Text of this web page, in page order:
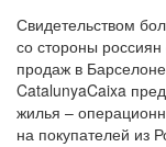
Свидетельством
со стороны
продаж в
CatalunyaCaixa
жилья –
на покупателей из